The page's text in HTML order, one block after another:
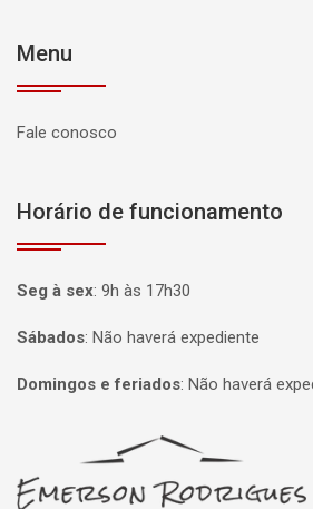
Menu
Fale conosco
Horário de funcionamento
Seg à sex: 9h às 17h30
Sábados: Não haverá expediente
Domingos e feriados: Não haverá
Página inicial